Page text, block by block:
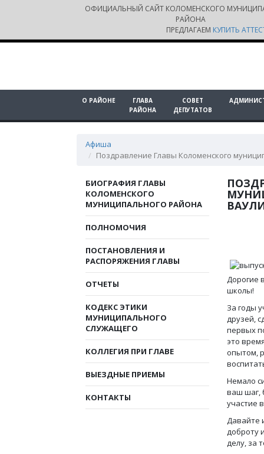
ОФИЦИАЛЬНЫЙ САЙТ КОЛОМЕНСКОГО
РАЙОНА
ПРЕДЛАГАЕМ КУПИТЬ
О РАЙОНЕ
ГЛАВА
РАЙОНА
СОВЕТ
ДЕПУТАТОВ
Афиша
Поздравление Главы Коломенского
БИОГРАФИЯ ГЛАВЫ
КОЛОМЕНСКОГО
МУНИЦИПАЛЬНОГО РАЙОНА
ПОЛНОМОЧИЯ
ПОСТАНОВЛЕНИЯ И
РАСПОРЯЖЕНИЯ ГЛАВЫ
ОТЧЕТЫ
КОДЕКС ЭТИКИ
МУНИЦИПАЛЬНОГО
СЛУЖАЩЕГО
КОЛЛЕГИЯ ПРИ ГЛАВЕ
ВЫЕЗДНЫЕ ПРИЕМЫ
КОНТАКТЫ
Дорогие
школы!
За годы
друзей,
первых
это
опытом,
Немало
ваш шаг,
участие
Давайте
доброту
делу, за